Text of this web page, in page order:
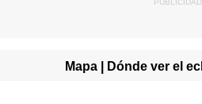
Mapa | Dónde ver el